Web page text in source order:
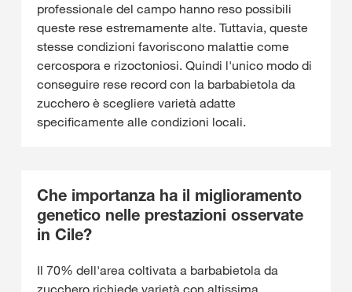
professionale del campo hanno reso possibili
queste rese estremamente alte. Tuttavia, queste
stesse condizioni favoriscono malattie come
cercospora e rizoctoniosi. Quindi l'unico modo di
conseguire rese record con la barbabietola da
zucchero è scegliere varietà adatte
specificamente alle condizioni locali.
Che importanza ha il miglioramento
genetico nelle prestazioni osservate
in Cile?
Il 70% dell'area coltivata a barbabietola da